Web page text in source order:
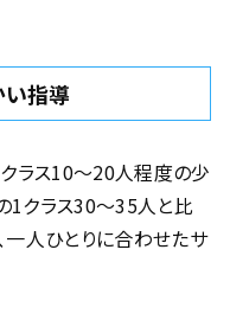
い指導
クラス10〜20人程度の少
1クラス30〜35人と比
一人ひとりに合わせたサ